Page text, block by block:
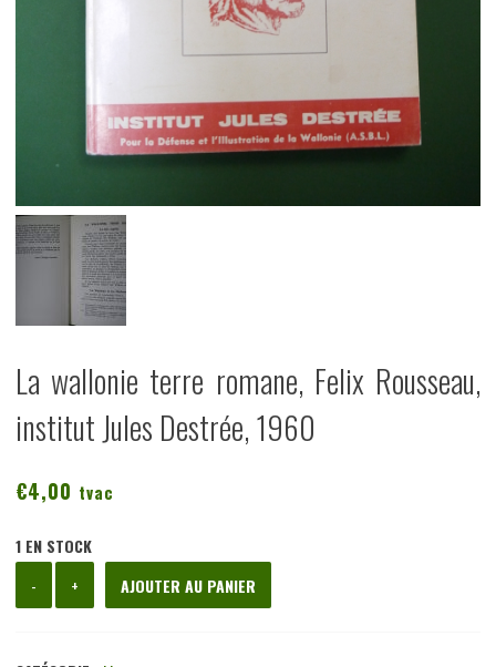
La wallonie terre romane, Felix Rousseau,
institut Jules Destrée, 1960
€4,00 tvac
1 EN STOCK
-
de
+ AJOUTER AU PANIER